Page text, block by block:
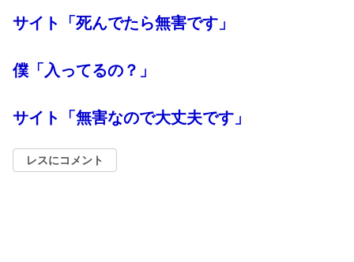
サイト「死んでたら無害です」
僕「入ってるの？」
サイト「無害なので大丈夫です」
レスにコメント